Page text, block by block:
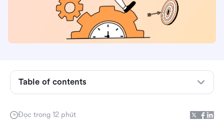
Đọc trong 12 phút
Table of contents
Trello là gì?
điểm cho quản lý hoạt động kỹ thuật số